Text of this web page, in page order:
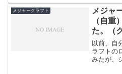
なるべく
位 ジグ
メジャークラフト
メジャ
（自重
た。（
以前、自
ラフトの
みたが、